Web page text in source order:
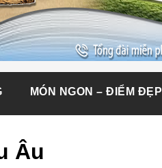
MÓN NGON – ĐIỂM ĐẸP
Âu